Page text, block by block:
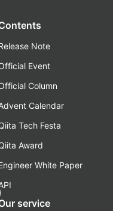
Note
Event
Column
Calendar
Tech Festa
Award
White Paper
service